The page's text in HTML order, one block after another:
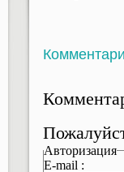
Авторизация
E-mail :